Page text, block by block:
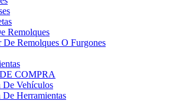
Remolques
Remolques O Furgones
COMPRA
De Vehículos
De Herramientas